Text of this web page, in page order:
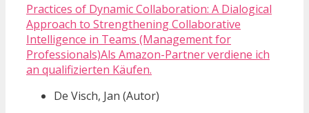
Practices of Dynamic Collaboration: A Dialogical
Approach to Strengthening Collaborative
Intelligence in Teams (Management for
Professionals)Als Amazon-Partner verdiene ich
an qualifizierten Käufen.
De Visch, Jan (Autor)